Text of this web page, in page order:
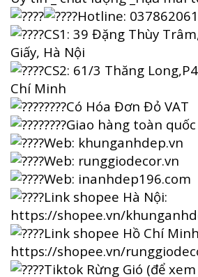
Hotline:
CS1: 39 Đặng Thùy
Giấy, Hà Nội
CS2: 61/3 Thăng
Chí Minh
Có Hóa Đơn Đỏ VAT
Giao hàng toàn quốc
Web: khunganhdep.vn
Web: runggiodecor.vn
Web: inanhdep196.com
Link shopee Hà Nội:
https://shopee.vn/
Link shopee Hồ Chí
https://shopee.vn/
Tiktok Rừng Gió (để